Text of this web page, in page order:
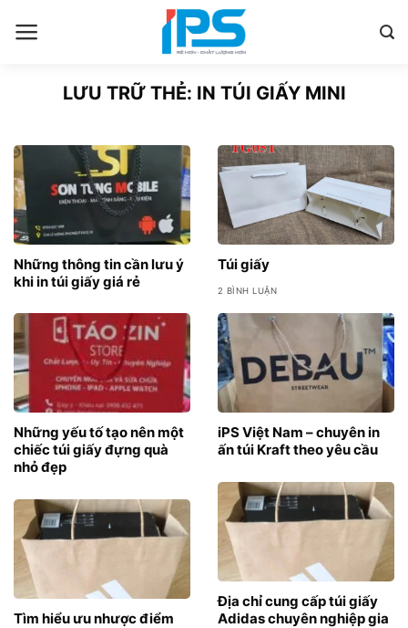
qua
LƯU TRỮ THẺ: IN TÚI GIẤY MINI
Những thông tin cần lưu ý
khi in túi giấy giá rẻ
Túi giấy
2 BÌNH LUẬN
iPS Việt Nam – chuyên in
ấn túi Kraft theo yêu cầu
Những yếu tố tạo nên một
chiếc túi giấy đựng quà
nhỏ đẹp
Địa chỉ cung cấp túi giấy
Adidas chuyên nghiệp gia
Tìm hiểu ưu nhược điểm